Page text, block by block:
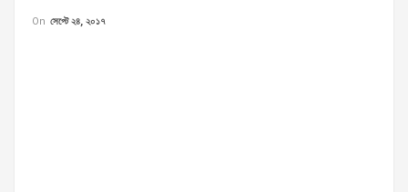
On সেপ্টে ২৪, ২০১৭